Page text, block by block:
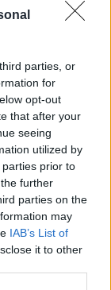
parties, or
for
opt-out
that after your
seeing
utilized by
prior to
further
parties on the
may
IAB’s List of
it to other
dell’incontro è
sulla
diventi uno
protezione
supportano, da
a farlo
l’attività, essere
l’innovazione
creazioni, per
e ridurre i